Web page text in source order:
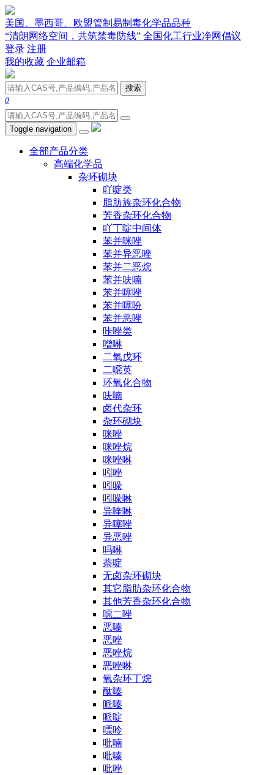
美国、墨西哥、欧盟管制易制毒化学品品种
“清朗网络空间，共筑禁毒防线” 全国化工行业净网倡议
登录 注册
我的收藏 企业邮箱
搜索
0
Toggle navigation
全部产品分类
高端化学品
杂环砌块
吖啶类
脂肪族杂环化合物
芳香杂环化合物
吖丁啶中间体
苯并咪唑
苯并异恶唑
苯并二恶烷
苯并呋喃
苯并噻唑
苯并噻吩
苯并恶唑
咔唑类
噌啉
二氧戊环
二噁英
环氧化合物
呋喃
卤代杂环
杂环砌块
咪唑
咪唑烷
咪唑啉
吲唑
吲哚
吲哚啉
异喹啉
异噻唑
异恶唑
吗啉
萘啶
无卤杂环砌块
其它脂肪杂环化合物
其他芳香杂环化合物
噁二唑
恶嗪
恶唑
恶唑烷
恶唑啉
氧杂环丁烷
酞嗪
哌嗪
哌啶
嘌呤
吡喃
吡嗪
吡唑